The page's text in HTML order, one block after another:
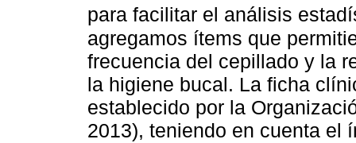
para facilitar el análisis
agregamos ítems que
frecuencia del cepillado y la
la higiene bucal. La ficha
establecido por la
2013), teniendo en cuenta el